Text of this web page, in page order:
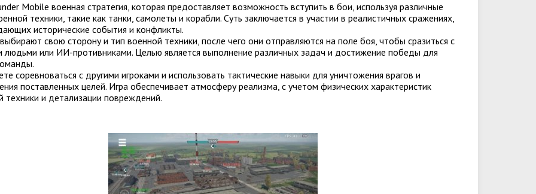
Mobile военная стратегия, которая предоставляет возможность вступить в бои, используя различные
техники, такие как танки, самолеты и корабли. Суть заключается в участии в реалистичных сражениях,
исторические события и конфликты.
свою сторону и тип военной техники, после чего они отправляются на поле боя, чтобы сразиться с
людьми или ИИ-противниками. Целью является выполнение различных задач и достижение победы для
соревноваться с другими игроками и использовать тактические навыки для уничтожения врагов и
поставленных целей. Игра обеспечивает атмосферу реализма, с учетом физических характеристик
техники и детализации повреждений.